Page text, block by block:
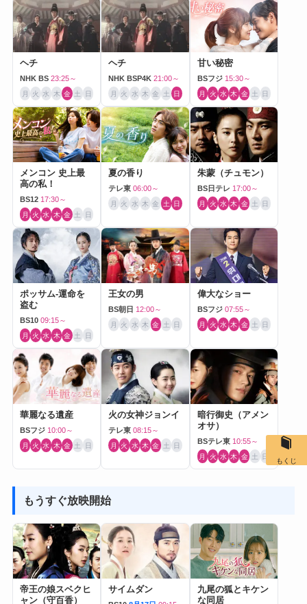
ヘチ
NHK BS 23:25～
月 火 水 木 金 土 日
ヘチ
NHK BSP4K 21:00～
月 火 水 木 金 土 日
甘い秘密
BSフジ 15:30～
月 火 水 木 金 土 日
メンコン 史上最
高の私！
BS12 17:30～
月 火 水 木 金 土 日
夏の香り
テレ東 06:00～
月 火 水 木 金 土 日
朱蒙（チュモン）
BS日テレ 17:00～
月 火 水 木 金 土 日
ポッサム-運命を
盗む
BS10 09:15～
月 火 水 木 金 土 日
王女の男
BS朝日 12:00～
月 火 水 木 金 土 日
偉大なショー
BSフジ 07:55～
月 火 水 木 金 土 日
華麗なる遺産
BSフジ 10:00～
月 火 水 木 金 土 日
火の女神ジョンイ
テレ東 08:15～
月 火 水 木 金 土 日
暗行御史（アメン
オサ）
BSテレ東 10:55～
月 火 水 木 金 土 日
もうすぐ放映開始
帝王の娘スベクヒ
ャン（守百香）
サイムダン
九尾の狐とキケン
な同居
もくじ